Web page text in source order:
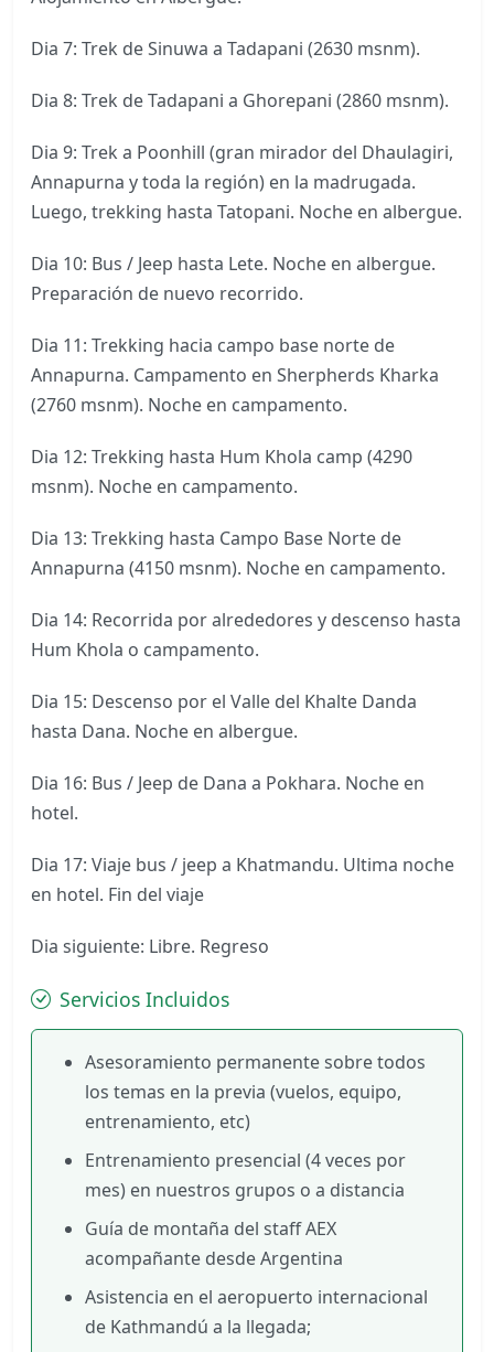
Dia 7: Trek de Sinuwa a Tadapani (2630 msnm).
Dia 8: Trek de Tadapani a Ghorepani (2860 msnm).
Dia 9: Trek a Poonhill (gran mirador del Dhaulagiri,
Annapurna y toda la región) en la madrugada.
Luego, trekking hasta Tatopani. Noche en albergue.
Dia 10: Bus / Jeep hasta Lete. Noche en albergue.
Preparación de nuevo recorrido.
Dia 11: Trekking hacia campo base norte de
Annapurna. Campamento en Sherpherds Kharka
(2760 msnm). Noche en campamento.
Dia 12: Trekking hasta Hum Khola camp (4290
msnm). Noche en campamento.
Dia 13: Trekking hasta Campo Base Norte de
Annapurna (4150 msnm). Noche en campamento.
Dia 14: Recorrida por alrededores y descenso hasta
Hum Khola o campamento.
Dia 15: Descenso por el Valle del Khalte Danda
hasta Dana. Noche en albergue.
Dia 16: Bus / Jeep de Dana a Pokhara. Noche en
hotel.
Dia 17: Viaje bus / jeep a Khatmandu. Ultima noche
en hotel. Fin del viaje
Dia siguiente: Libre. Regreso
Servicios Incluidos
Asesoramiento permanente sobre todos
los temas en la previa (vuelos, equipo,
entrenamiento, etc)
Entrenamiento presencial (4 veces por
mes) en nuestros grupos o a distancia
Guía de montaña del staff AEX
acompañante desde Argentina
Asistencia en el aeropuerto internacional
de Kathmandú a la llegada;